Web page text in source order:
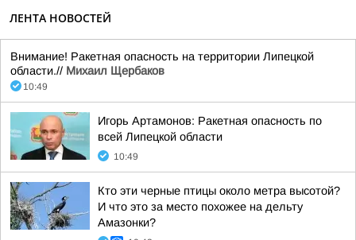
ЛЕНТА НОВОСТЕЙ
Внимание! Ракетная опасность на территории Липецкой
области.// Михаил Щербаков
10:49
Игорь Артамонов: Ракетная опасность по
всей Липецкой области
10:49
Кто эти черные птицы около метра высотой?
И что это за место похожее на дельту
Амазонки?